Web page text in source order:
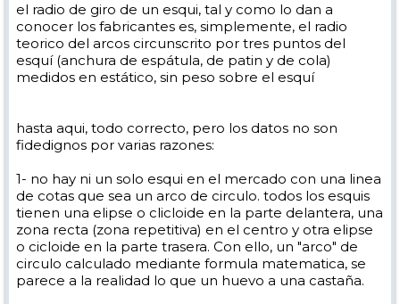
el radio de giro de un esqui, tal y como lo dan a
conocer los fabricantes es, simplemente, el radio
teorico del arcos circunscrito por tres puntos del
esquí (anchura de espátula, de patin y de cola)
medidos en estático, sin peso sobre el esquí
hasta aqui, todo correcto, pero los datos no son
fidedignos por varias razones:
1- no hay ni un solo esqui en el mercado con una linea
de cotas que sea un arco de circulo. todos los esquis
tienen una elipse o clicloide en la parte delantera, una
zona recta (zona repetitiva) en el centro y otra elipse
o cicloide en la parte trasera. Con ello, un "arco" de
circulo calculado mediante formula matematica, se
parece a la realidad lo que un huevo a una castaña.